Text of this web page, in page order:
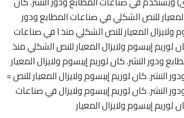
للنص الشكلي في صناعات المطابع ودور
ولايزال المعيار للنص الشكلي منذ ا في صناعات
لوريم إيبسوم ولايزال المعيار للنص الشكلي منذ
ودور النشر. كان لوريم إيبسوم ولايزال المعيار
النشر. كان لوريم إيبسوم ولايزال المعيار للنص =
النشر. كان لوريم إيبسوم ولايزال في صناعات
لوريم إيبسوم ولايزال المعيار